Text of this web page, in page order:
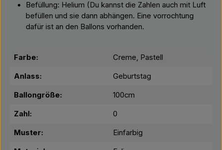
Befüllung: Helium (Du kannst die Zahlen auch mit Luft
befüllen und sie dann abhängen. Eine vorrochtung
dafür ist an den Ballons vorhanden.
Farbe: Creme, Pastell
Anlass: Geburtstag
Ballongröße: 100cm
Zahl: 0
Muster: Einfarbig